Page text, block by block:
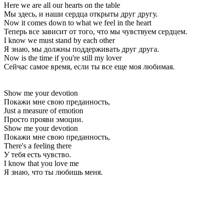
Here we are all our hearts on the table
Мы здесь, и наши сердца открыты друг другу.
Now it comes down to what we feel in the heart
Теперь все зависит от того, что мы чувствуем сердцем.
I know we must stand by each other
Я знаю, мы должны поддерживать друг друга.
Now is the time if you're still my lover
Сейчас самое время, если ты все еще моя любимая.
Show me your devotion
Покажи мне свою преданность,
Just a measure of emotion
Просто прояви эмоции.
Show me your devotion
Покажи мне свою преданность,
There's a feeling there
У тебя есть чувство.
I know that you love me
Я знаю, что ты любишь меня.